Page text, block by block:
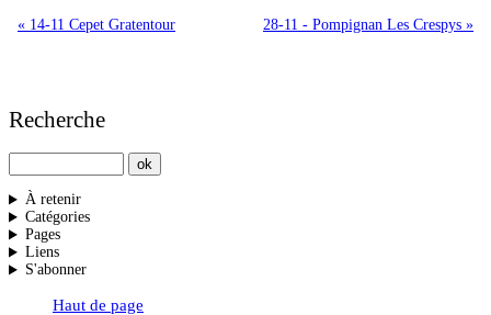
« 14-11 Cepet Gratentour 28-11 - Pompignan Les Crespys »
Recherche
À retenir
Catégories
Pages
Liens
S'abonner
Haut de page